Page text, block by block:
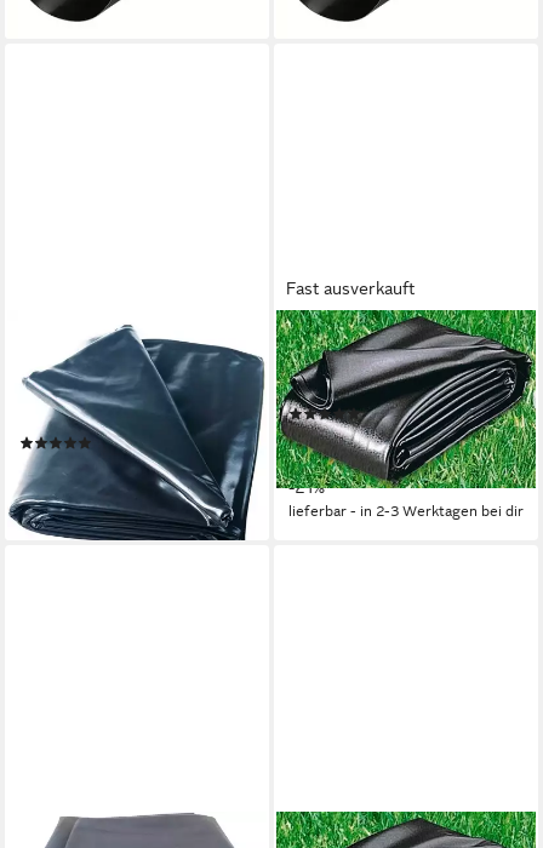
lieferbar - in 6-7 Werktagen bei dir
HEISSNER
Teichfolie Heissner Teichfolie
PVC schwarz, Stärke 0,50
mm -, 0,5 mm Stärke, (1-St)
(24)
ab 25,82 €
lieferbar - in 3-4 Werktagen bei dir
Fast ausverkauft
UBBINK
Teichfolie AquaLiner 1 mm, 1
mm Stärke
(3)
699,00 € UVP889,00 €
(7,28 €/ 1 qm)
-21%
lieferbar - in 2-3 Werktagen bei dir
UBBINK